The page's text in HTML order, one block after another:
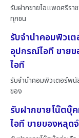
รับฝากขายไอแพดศรีรา
ทุกชน
รับจำนำคอมพิวเ
อุปกรณ์ไอที ขาย
ไอที
รับจำนำคอมพิวเตอร์พนั
ของ
รับฝากขายโน๊ตบุ๊
ไอที ขายของหลุด